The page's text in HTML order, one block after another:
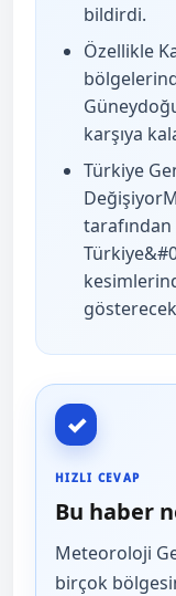
bildirdi.
Özellikle
karşıya
Türkiye
✓
HIZLI CEVAP
Bu haber
Meteoroloji
birçok